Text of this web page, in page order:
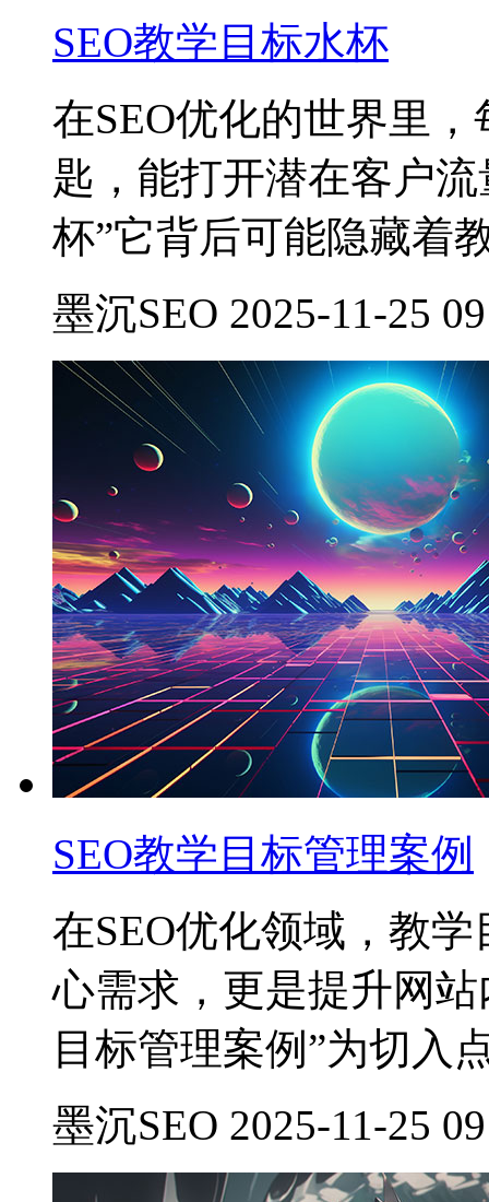
SEO教学目标水杯
在SEO优化的世界里
匙，能打开潜在客户
杯”它背后可能隐藏着
墨沉SEO 2025-11-25
SEO教学目标管理案例
在SEO优化领域，教
心需求，更是提升网
目标管理案例”为切入
墨沉SEO 2025-11-25